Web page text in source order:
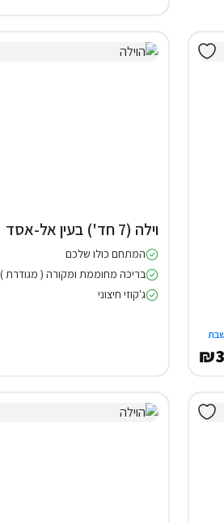
וילה (7 חד') בעין אל-אסד
המתחם כולו שלכם
בריכה מחוממת ומקורה ( מגודרת )
ג'קוזי חיצוני